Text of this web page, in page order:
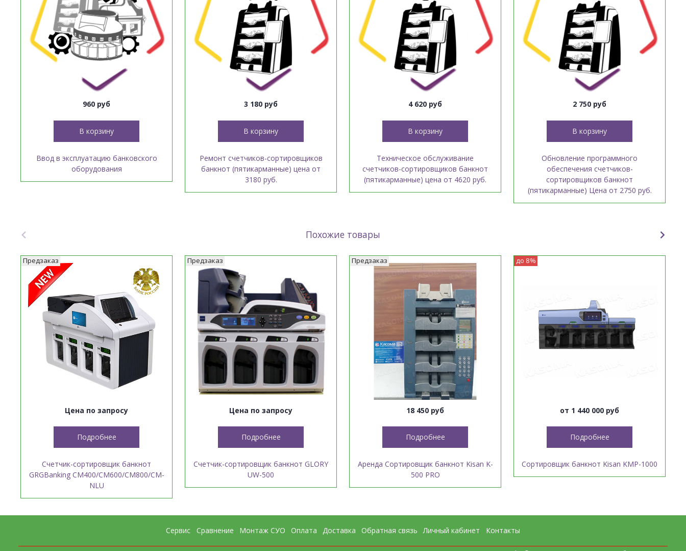
960 руб
В корзину
Ввод в эксплуатацию банковского
оборудования
3 180 руб
В корзину
Ремонт счетчиков-сортировщиков
банкнот (пятикарманные) цена от
3180 руб.
4 620 руб
В корзину
Техническое обслуживание
счетчиков-сортировщиков банкнот
(пятикарманные) цена от 4620 руб.
2 750 руб
В корзину
Обновление программного
обеспечения счетчиков-
сортировщиков банкнот
(пятикарманные) Цена от 2750 руб.
Похожие товары
Предзаказ
Цена по запросу
Подробнее
Счетчик-сортировщик банкнот
GRGBanking CM400/CM600/CM800/CM-
NLU
Предзаказ
Цена по запросу
Подробнее
Счетчик-сортировщик банкнот GLORY
UW-500
Предзаказ
18 450 руб
Подробнее
Аренда Сортировщик банкнот Kisan K-
500 PRO
до 8%
от 1 440 000 руб
Подробнее
Сортировщик банкнот Kisan KMP-1000
Сервис Сравнение Монтаж СУО Оплата Доставка Обратная связь Личный кабинет Контакты